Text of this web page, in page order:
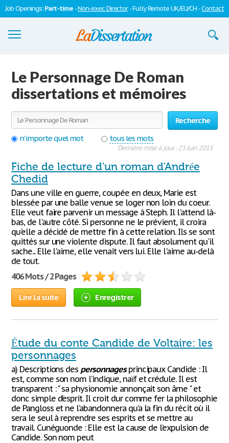
Job Openings:Part-time -Non-exec Director- Fully Remote UK/EU/CH -Contact
S'inscrire
Se connecter
Contactez-nous
Le Personnage De Roman
dissertations et mémoires
Recherche
n'importe quel mot
tous les mots
Dernière mise à jour : 23 Juin 2015
Fiche de lecture d'un roman d'Andrée
Chedid
Dans une ville en guerre, coupée en deux, Marie est
blessée par une balle venue se loger non loin du coeur.
Elle veut faire parvenir un message à Steph. Il l'attend là-
bas, de l'autre côté. Si personne ne le prévient, il croira
qu'elle a décidé de mettre fin à cette relation. Ils se sont
quittés sur une violente dispute. Il faut absolument qu'il
sache... Elle l'aime, elle venait vers lui. Elle l'aime au-delà
de tout.
406 Mots / 2 Pages
Lire la suite Enregistrer
Étude du conte Candide de Voltaire: les
personnages
a) Descriptions des personnagesprincipaux Candide : Il
est, comme son nom l’indique, naïf et crédule. Il est
transparent : " sa physionomie annonçait son âme " et
donc simple d’esprit. Il croit dur comme fer la philosophie
de Pangloss et ne l’abandonnera qu’a la fin du récit où il
sera le seul à reprendre ses esprits et se mettre au
travail. Cunéguonde : Elle est la cause de l’expulsion de
Candide. Son nom peut